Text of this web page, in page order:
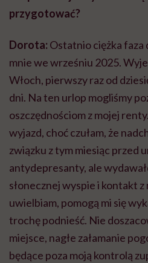
przygotować?
Dorota: Ostatnio ciężka faza
mnie we wrześniu 2025.
Włoch, pierwszy raz od
dni. Na ten urlop mogliśmy
oszczędnościom z mojej
wyjazd, choć czułam, że
związku z tym miesiąc przed
antydepresanty, ale
słonecznej wyspie i kontakt
uwielbiam, pomogą mi się
trochę podnieść. Nie
miejsce, nagłe załamanie
będące poza moją kontrolą